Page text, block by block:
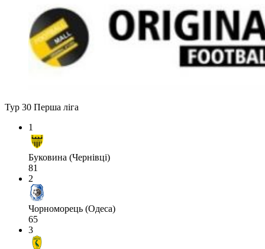
Тур 30 Перша ліга
1
Буковина (Чернівці)
81
2
Чорноморець (Одеса)
65
3